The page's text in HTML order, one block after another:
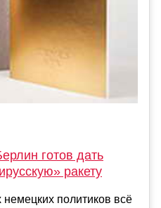
готов дать
ракету
политиков всё